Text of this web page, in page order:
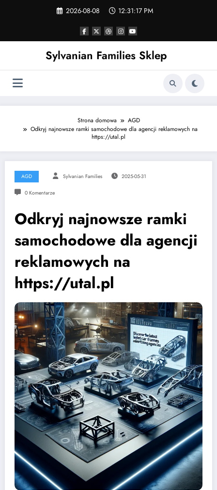
2026-08-08 12:31:17 PM
Sylvanian Families Sklep
Strona domowa
AGD
Odkryj najnowsze ramki samochodowe dla agencji reklamowych na
https://utal.pl
AGD Sylvanian Families 2025-05-31
0 Komentarze
Odkryj najnowsze ramki
samochodowe dla agencji
reklamowych na
https://utal.pl